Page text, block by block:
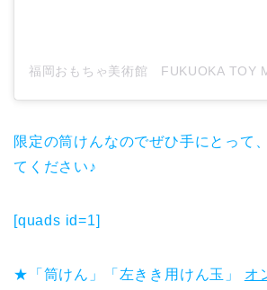
限定の筒けんなのでぜひ手にとって
てください♪
[quads id=1]
★「筒けん」「左きき用けん玉」 オ